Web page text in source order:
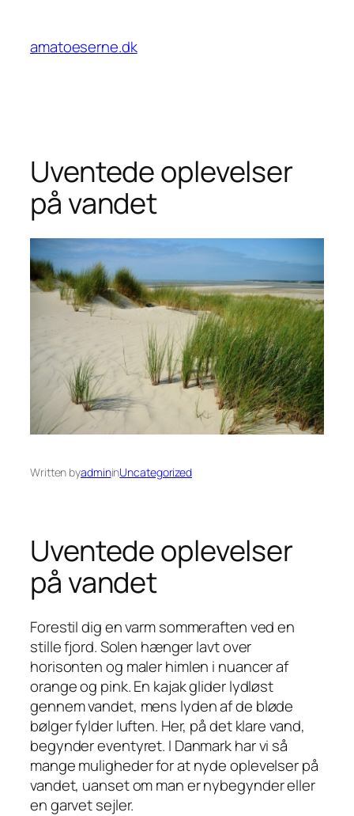
indhold
amatoeserne.dk
Uventede oplevelser
på vandet
Written byadmininUncategorized
Uventede oplevelser
på vandet
Forestil dig en varm sommeraften ved en
stille fjord. Solen hænger lavt over
horisonten og maler himlen i nuancer af
orange og pink. En kajak glider lydløst
gennem vandet, mens lyden af de bløde
bølger fylder luften. Her, på det klare vand,
begynder eventyret. I Danmark har vi så
mange muligheder for at nyde oplevelser på
vandet, uanset om man er nybegynder eller
en garvet sejler.